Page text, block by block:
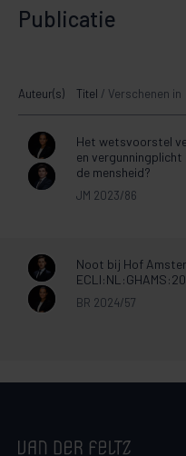
Publicatie
Auteur(s) Titel / Verschenen in
Het wetsvoorstel
en
de mensheid?
JM 2023/86
Noot bij Hof
BR 2024/57